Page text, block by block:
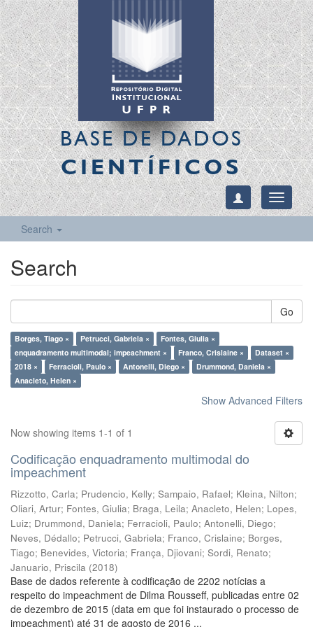
BASE DE DADOS
CIENTÍFICOS
Toggle
Search
Search
Go
Borges, Tiago × Petrucci, Gabriela ×
Fontes, Giulia ×
enquadramento multimodal; impeachment ×
Franco, Crislaine ×
Dataset ×
2018 ×
Ferracioli, Paulo × Antonelli, Diego ×
Drummond, Daniela ×
Anacleto, Helen ×
Show Advanced Filters
Now showing items 1-1 of 1
Codificação enquadramento multimodal do
impeachment
Rizzotto, Carla; Prudencio, Kelly; Sampaio, Rafael; Kleina, Nilton;
Oliari, Artur; Fontes, Giulia; Braga, Leila; Anacleto, Helen; Lopes,
Luiz; Drummond, Daniela; Ferracioli, Paulo; Antonelli, Diego;
Neves, Dédallo; Petrucci, Gabriela; Franco, Crislaine; Borges,
Tiago; Benevides, Victoria; França, Djiovani; Sordi, Renato;
Januario, Priscila (2018)
Base de dados referente à codificação de 2202 notícias a
respeito do impeachment de Dilma Rousseff, publicadas entre 02
de dezembro de 2015 (data em que foi instaurado o processo de
impeachment) até 31 de agosto de 2016 ...